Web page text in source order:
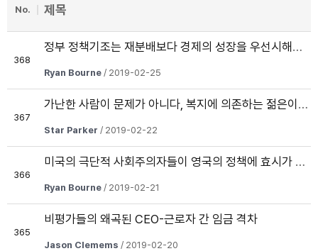
No. 제목
368
정부 정책기조는 재분배보다 경제의 성장을 우선시해야 한다
Ryan Bourne / 2019-02-25
367
가난한 사람이 문제가 아니다, 복지에 의존하는 젊은이들이 문제다
Star Parker / 2019-02-22
366
미국의 극단적 사회주의자들이 영국의 정책에 효시가 되도록 하자
Ryan Bourne / 2019-02-21
365
비평가들의 왜곡된 CEO-근로자 간 임금 격차
Jason Clemems / 2019-02-20